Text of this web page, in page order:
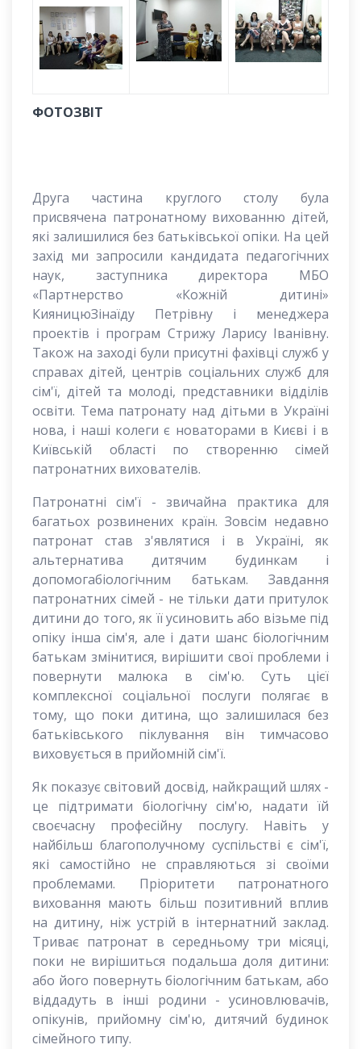
ФОТОЗВІТ
Друга частина круглого столу була
присвячена патронатному вихованню дітей,
які залишилися без батьківської опіки. На цей
захід ми запросили кандидата педагогічних
наук, заступника директора МБО
«Партнерство «Кожній дитині»
КияницюЗінаїду Петрівну і менеджера
проектів і програм Стрижу Ларису Іванівну.
Також на заході були присутні фахівці служб у
справах дітей, центрів соціальних служб для
сім'ї, дітей та молоді, представники відділів
освіти. Тема патронату над дітьми в Україні
нова, і наші колеги є новаторами в Києві і в
Київській області по створенню сімей
патронатних вихователів.
Патронатні сім'ї - звичайна практика для
багатьох розвинених країн. Зовсім недавно
патронат став з'являтися і в Україні, як
альтернатива дитячим будинкам і
допомогабіологічним батькам. Завдання
патронатних сімей - не тільки дати притулок
дитини до того, як її усиновить або візьме під
опіку інша сім'я, але і дати шанс біологічним
батькам змінитися, вирішити свої проблеми і
повернути малюка в сім'ю. Суть цієї
комплексної соціальної послуги полягає в
тому, що поки дитина, що залишилася без
батьківського піклування він тимчасово
виховується в прийомній сім'ї.
Як показує світовий досвід, найкращий шлях -
це підтримати біологічну сім'ю, надати їй
своєчасну професійну послугу. Навіть у
найбільш благополучному суспільстві є сім'ї,
які самостійно не справляються зі своїми
проблемами. Пріоритети патронатного
виховання мають більш позитивний вплив
на дитину, ніж устрій в інтернатний заклад.
Триває патронат в середньому три місяці,
поки не вирішиться подальша доля дитини:
або його повернуть біологічним батькам, або
віддадуть в інші родини - усиновлювачів,
опікунів, прийомну сім'ю, дитячий будинок
сімейного типу.